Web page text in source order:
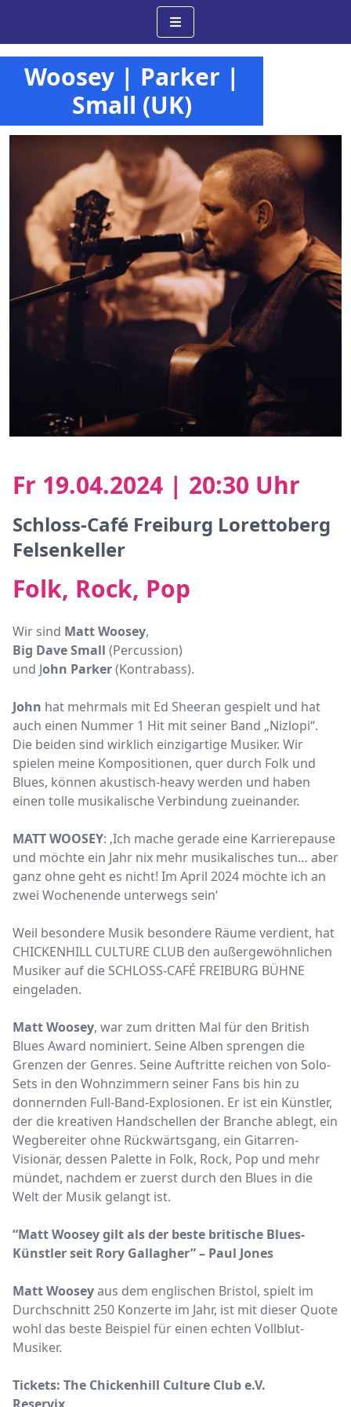
Woosey | Parker |
Small (UK)
Fr 19.04.2024 | 20:30 Uhr
Schloss-Café Freiburg Lorettoberg
Felsenkeller
Folk, Rock, Pop
Wir sind Matt Woosey,
Big Dave Small (Percussion)
und John Parker(Kontrabass).
John hat mehrmals mit Ed Sheeran gespielt und hat
auch einen Nummer 1 Hit mit seiner Band „Nizlopi“.
Die beiden sind wirklich einzigartige Musiker. Wir
spielen meine Kompositionen, quer durch Folk und
Blues, können akustisch-heavy werden und haben
einen tolle musikalische Verbindung zueinander.
MATT WOOSEY: ‚Ich mache gerade eine Karrierepause
und möchte ein Jahr nix mehr musikalisches tun… aber
ganz ohne geht es nicht! Im April 2024 möchte ich an
zwei Wochenende unterwegs sein‘
Weil besondere Musik besondere Räume verdient, hat
CHICKENHILL CULTURE CLUB den außergewöhnlichen
Musiker auf die SCHLOSS-CAFÉ FREIBURG BÜHNE
eingeladen.
Matt Woosey, war zum dritten Mal für den British
Blues Award nominiert. Seine Alben sprengen die
Grenzen der Genres. Seine Auftritte reichen von Solo-
Sets in den Wohnzimmern seiner Fans bis hin zu
donnernden Full-Band-Explosionen. Er ist ein Künstler,
der die kreativen Handschellen der Branche ablegt, ein
Wegbereiter ohne Rückwärtsgang, ein Gitarren-
Visionär, dessen Palette in Folk, Rock, Pop und mehr
mündet, nachdem er zuerst durch den Blues in die
Welt der Musik gelangt ist.
“Matt Woosey gilt als der beste britische Blues-
Künstler seit Rory Gallagher” – Paul Jones
Matt Wooseyaus dem englischen Bristol, spielt im
Durchschnitt 250 Konzerte im Jahr, ist mit dieser Quote
wohl das beste Beispiel für einen echten Vollblut-
Musiker.
Tickets: The Chickenhill Culture Club e.V.